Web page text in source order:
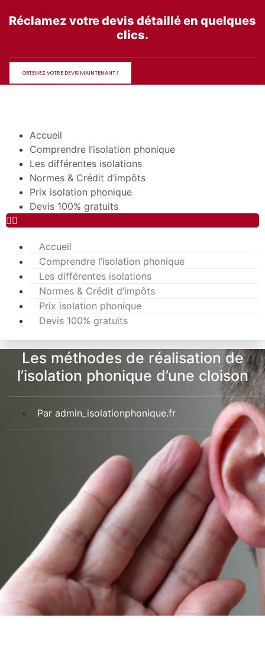
Réclamez votre devis détaillé en quelques
clics.
OBTENEZ VOTRE DEVIS MAINTENANT !
Accueil
Comprendre l’isolation phonique
Les différentes isolations
Normes & Crédit d’impôts
Prix isolation phonique
Devis 100% gratuits
Accueil
Comprendre l’isolation phonique
Les différentes isolations
Normes & Crédit d’impôts
Prix isolation phonique
Devis 100% gratuits
Les méthodes de réalisation de
l’isolation phonique d’une cloison
Par admin_isolationphonique.fr